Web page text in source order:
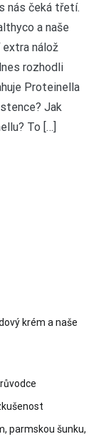
nás čeká třetí.
a naše
nálož
rozhodli
Proteinella
Jak
To […]
krém a naše
parmskou šunku,